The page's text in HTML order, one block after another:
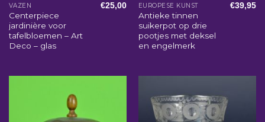
VAZEN
Centerpiece
jardinière voor
tafelbloemen – Art
Deco – glas
€25,00 EUROPESE KUNST
Antieke tinnen
suikerpot op drie
pootjes met deksel
en engelmerk
€39,95